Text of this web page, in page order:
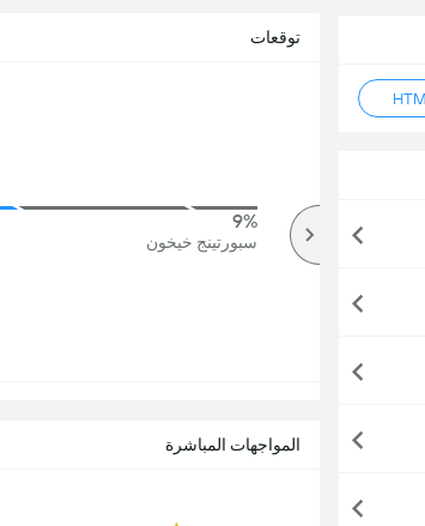
توقعات
9%
سبورتينج خيخون
المواجهات المباشرة